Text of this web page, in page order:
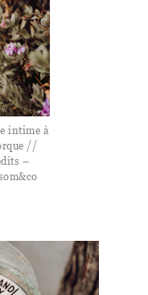
intime à
//
–